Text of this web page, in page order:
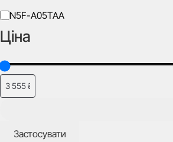
Класифікація
(FCC
ID)
N5F-A05TAA
Ціна
Застосувати